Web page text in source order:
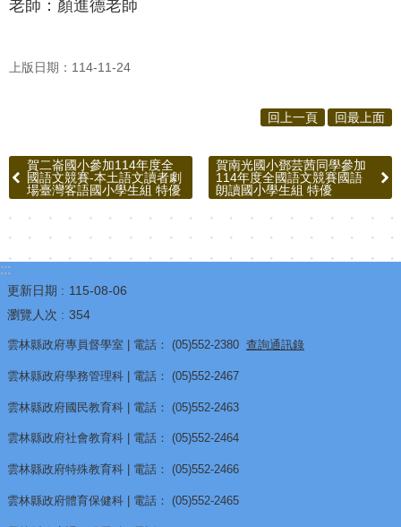
公
行
通
資
安
相
關
項
網
資
老師：顏進德老師
上版日期：114-11-24
回上一頁 回最上面
賀二崙國小參加114年度全
國語文競賽-本土語文讀者劇
場臺灣客語國小學生組 特優
賀南光國小鄧芸茜同學參加
114年度全國語文競賽國語
朗讀國小學生組 特優
:::
更新日期
115-08-06
瀏覽人次
354
雲林縣政府專員督學室 | 電話： (05)552-2380 查詢通訊錄
雲林縣政府學務管理科 | 電話： (05)552-2467
雲林縣政府國民教育科 | 電話： (05)552-2463
雲林縣政府社會教育科 | 電話： (05)552-2464
雲林縣政府特殊教育科 | 電話： (05)552-2466
雲林縣政府體育保健科 | 電話： (05)552-2465